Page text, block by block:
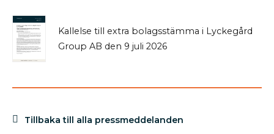
Kallelse till extra bolagsstämma i Lyckegård
Group AB den 9 juli 2026
Tillbaka till alla pressmeddelanden